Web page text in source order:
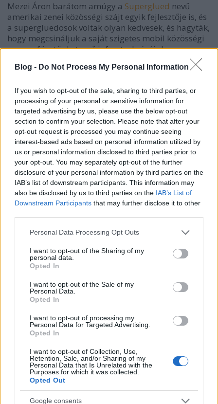
Blog - Do Not Process My Personal Information
If you wish to opt-out of the sale, sharing to third parties, or
processing of your personal or sensitive information for
targeted advertising by us, please use the below opt-out
section to confirm your selection. Please note that after your
opt-out request is processed you may continue seeing
interest-based ads based on personal information utilized by
us or personal information disclosed to third parties prior to
your opt-out. You may separately opt-out of the further
disclosure of your personal information by third parties on the
IAB’s list of downstream participants. This information may
also be disclosed by us to third parties on the IAB’s List of
Downstream Participants that may further disclose it to other
Please note that this website/app uses one or more Google
not limited to your visit or usage behaviour. You may click to
grant or deny consent to Google and its third-party tags to
use your data for below specified purposes in below Google
consent section.
Personal Data Processing Opt Outs
I want to opt-out of the Sharing of my
personal data.
Opted In
I want to opt-out of the Sale of my
Personal Data.
Opted In
I want to opt-out of processing my
Personal Data for Targeted Advertising.
Opted In
I want to opt-out of Collection, Use,
Retention, Sale, and/or Sharing of my
Personal Data that Is Unrelated with the
Purposes for which it was collected.
Opted Out
Google consents
Mezei Áron barátom amúgy a Superglued nevű
amerikai zenei közösségi szájt egyik fejlesztője is, és
a supergluedosok voltak olyan kedvesek, és hagyták,
hogy megcsináljuk a saját szigetes mobil közösségi
proramfüzetünket az ő infrastrukrúrájukon.
A hobbiprojekthez aztán betársult aGawkeregyik
bele van merülve az androidos fejlesztésekbe. És
tetszett neki az ötlet.
Lévén egy komolyabb mobil app lefejlesztése
nagyon időigényes, ráadásul némi rutint és
gyakorlatot is igényel, abban maradtunk, hogy
mobil web app-ként, vagyis mobilböngészőre
optimalizált szájtként fogjuk összedobni a szigetes
programfüzetet. Így legalább nem kell küzdeni az
Android vs iPhone, meg az okostelefon vs nem-
okostelefon témakörökkel. A neveSzig.itlett.
integrációnak köszönhetően ez a szájt is alkalmas
arra, hogy becsekkoljunk vele a Sziget helyeire,
júzer is lesz. Így volt most egyszerűbb megoldani az
integrációt.)
Másrészről előre fel tudjuk vinni, hogy melyik
koncert érdekel minket, és amikor az a koncert
tényleg kezdődik, a Szig.it-en egyből látjuk is.
Úgyhogy nem maradunk le semmiről.
Ráadásul az is látszik, hogy ismerőseink milyen
koncertekre szeretnének menni, illetve hogy hova
csekkoltak be legutóbb. Vagyis hogy hol vannak